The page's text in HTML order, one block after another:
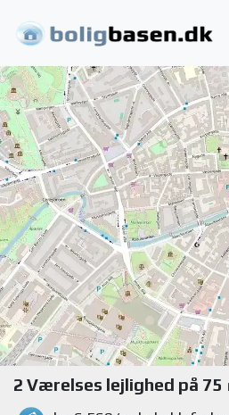
2 Værelses lejlighed på 75